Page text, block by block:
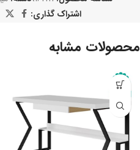
اشتراک گذاری:
محصولات مشابه